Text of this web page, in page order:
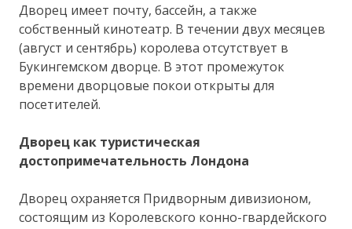
Дворец имеет почту, бассейн, а также
собственный кинотеатр. В течении двух месяцев
(август и сентябрь) королева отсутствует в
Букингемском дворце. В этот промежуток
времени дворцовые покои открыты для
посетителей.
Дворец как туристическая
достопримечательность Лондона
Дворец охраняется Придворным дивизионом,
состоящим из Королевского конно-гвардейского